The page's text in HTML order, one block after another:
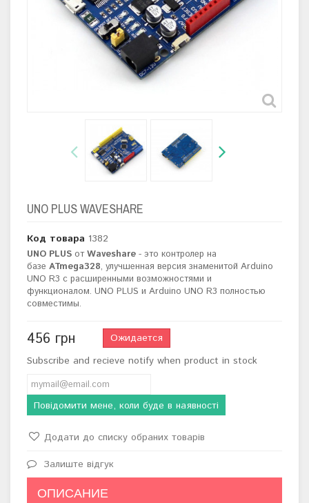
UNO PLUS WAVESHARE
Код товара 1382
UNO PLUS отWaveshare - это контролер на
базе ATmega328, улучшенная версия знаменитой Arduino
UNO R3 с расширенными возможностями и
функционалом. UNO PLUS и Arduino UNO R3 полностью
совместимы.
456 грн
Ожидается
Subscribe and recieve notify when product in stock
Повідомити мене, коли буде в наявності
Додати до списку обраних товарів
Залиште відгук
ОПИСАНИЕ